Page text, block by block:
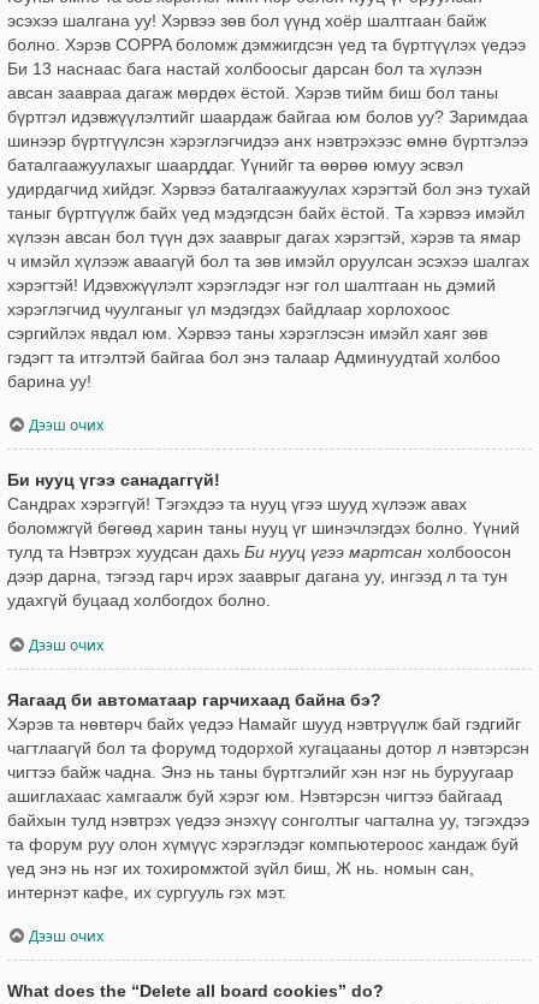
эсэхээ шалгана уу! Хэрвээ зөв бол үүнд хоёр шалтгаан байж
болно. Хэрэв COPPA боломж дэмжигдсэн үед та бүртгүүлэх үедээ
Би 13 наснаас бага настай холбоосыг дарсан бол та хүлээн
авсан заавраа дагаж мөрдөх ёстой. Хэрэв тийм биш бол таны
бүртгэл идэвжүүлэлтийг шаардаж байгаа юм болов уу? Заримдаа
шинээр бүртгүүлсэн хэрэглэгчидээ анх нэвтрэхээс өмнө бүртгэлээ
баталгаажуулахыг шаарддаг. Үүнийг та өөрөө юмуу эсвэл
удирдагчид хийдэг. Хэрвээ баталгаажуулах хэрэгтэй бол энэ тухай
таныг бүртгүүлж байх үед мэдэгдсэн байх ёстой. Та хэрвээ имэйл
хүлээн авсан бол түүн дэх зааврыг дагах хэрэгтэй, хэрэв та ямар
ч имэйл хүлээж аваагүй бол та зөв имэйл оруулсан эсэхээ шалгах
хэрэгтэй! Идэвхжүүлэлт хэрэглэдэг нэг гол шалтгаан нь дэмий
хэрэглэгчид чуулганыг үл мэдэгдэх байдлаар хорлохоос
сэргийлэх явдал юм. Хэрвээ таны хэрэглэсэн имэйл хаяг зөв
гэдэгт та итгэлтэй байгаа бол энэ талаар Админуудтай холбоо
барина уу!
Дээш очих
Би нууц үгээ санадаггүй!
Сандрах хэрэггүй! Тэгэхдээ та нууц үгээ шууд хүлээж авах
боломжгүй бөгөөд харин таны нууц үг шинэчлэгдэх болно. Үүний
тулд та Нэвтрэх хуудсан дахь Би нууц үгээ мартсан холбоосон
дээр дарна, тэгээд гарч ирэх зааврыг дагана уу, ингээд л та тун
удахгүй буцаад холбогдох болно.
Дээш очих
Яагаад би автоматаар гарчихаад байна бэ?
Хэрэв та нөвтөрч байх үедээ Намайг шууд нэвтрүүлж бай гэдгийг
чагтлаагүй бол та форумд тодорхой хугацааны дотор л нэвтэрсэн
чигтээ байж чадна. Энэ нь таны бүртгэлийг хэн нэг нь буруугаар
ашиглахаас хамгаалж буй хэрэг юм. Нэвтэрсэн чигтээ байгаад
байхын тулд нэвтрэх үедээ энэхүү сонголтыг чагтална уу, тэгэхдээ
та форум руу олон хүмүүс хэрэглэдэг компьютероос хандаж буй
үед энэ нь нэг их тохиромжтой зүйл биш, Ж нь. номын сан,
интернэт кафе, их сургууль гэх мэт.
Дээш очих
What does the “Delete all board cookies” do?